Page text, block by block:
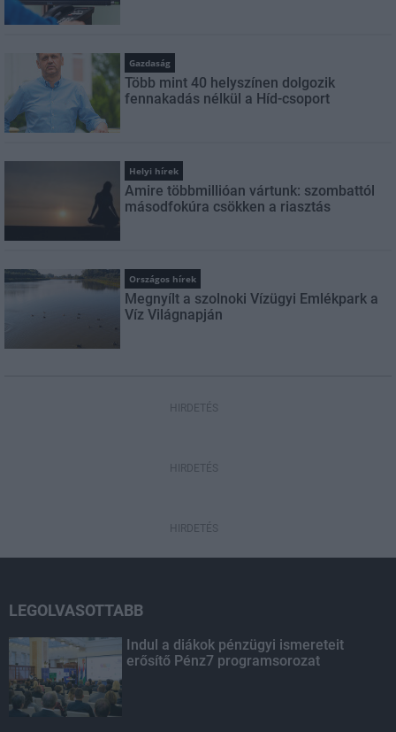
Gazdaság
Több mint 40 helyszínen dolgozik
fennakadás nélkül a Híd-csoport
Helyi hírek
Amire többmillióan vártunk: szombattól
másodfokúra csökken a riasztás
Országos hírek
Megnyílt a szolnoki Vízügyi Emlékpark a
Víz Világnapján
HIRDETÉS
HIRDETÉS
HIRDETÉS
LEGOLVASOTTABB
Indul a diákok pénzügyi ismereteit
erősítő Pénz7 programsorozat